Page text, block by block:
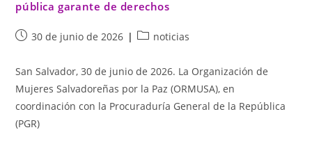
pública garante de derechos
30 de junio de 2026 noticias
San Salvador, 30 de junio de 2026. La Organización de
Mujeres Salvadoreñas por la Paz (ORMUSA), en
coordinación con la Procuraduría General de la República
(PGR)